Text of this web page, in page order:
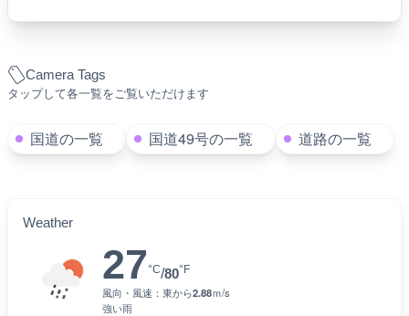
Camera Tags
タップして各一覧をご覧いただけます
国道の一覧 国道49号の一覧 道路の一覧
Weather
27°C/80°F
風向・風速： 東から2.88ｍ/s
強い雨